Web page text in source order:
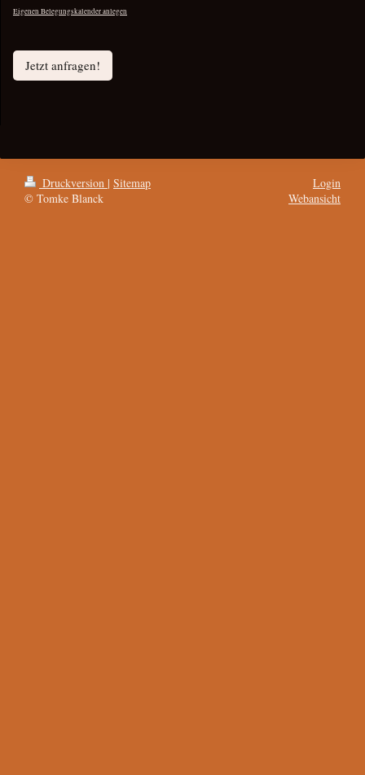
Eigenen Belegungskalender anlegen
Jetzt anfragen!
Druckversion | Sitemap
© Tomke Blanck
Login
Webansicht